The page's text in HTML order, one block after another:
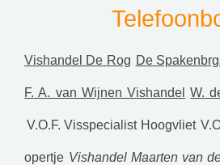
Vishandel De Rog De
F. A. van Wijnen Vishandel W.
V.O.F. Visspecialist Hoogvliet
opertje Vishandel Maarten van